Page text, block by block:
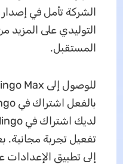
الشركة تأمل في
التوليدي على
المستقبل.
تفعيل تجربة